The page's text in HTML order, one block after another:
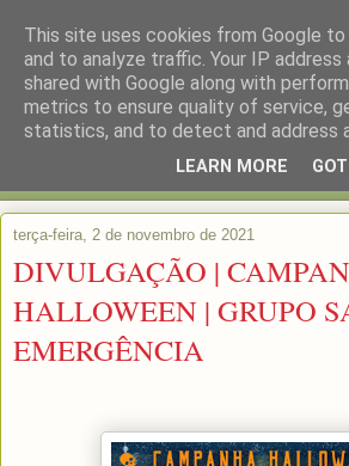
terça-feira, 2 de novembro de 2021
DIVULGAÇÃO |
HALLOWEEN | GRUPO
EMERGÊNCIA
This site uses cookies from Google
and to analyze traffic. Your IP address
shared with Google along with
metrics to ensure quality of service,
statistics, and to detect and address
LEARN MORE